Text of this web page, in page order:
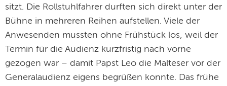
sitzt. Die Rollstuhlfahrer durften sich direkt unter der
Bühne in mehreren Reihen aufstellen. Viele der
Anwesenden mussten ohne Frühstück los, weil der
Termin für die Audienz kurzfristig nach vorne
gezogen war – damit Papst Leo die Malteser vor der
Generalaudienz eigens begrüßen konnte. Das frühe